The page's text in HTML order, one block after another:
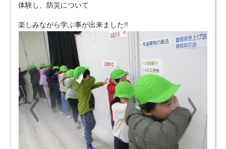
体験し、防災について
楽しみながら学ぶ事が出来ました!!